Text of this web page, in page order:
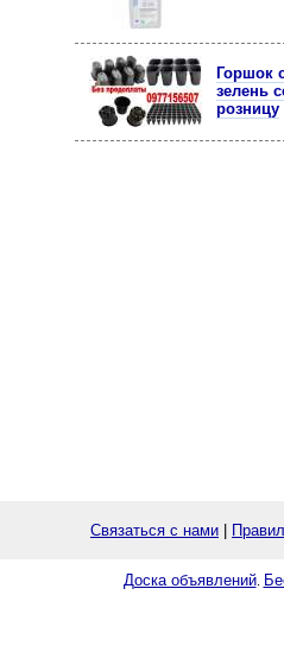
Горшок
зелень
розницу
Связаться с нами
Доска объявлений.